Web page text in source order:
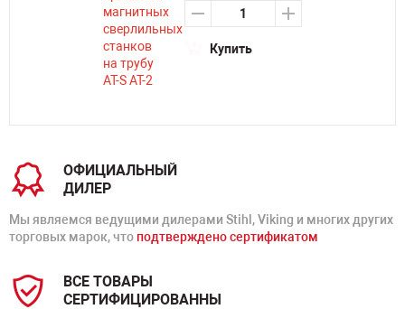
Купить
ОФИЦИАЛЬНЫЙ
ДИЛЕР
Мы являемся ведущими дилерами Stihl, Viking и многих других
торговых марок, что подтверждено сертификатом
ВСЕ ТОВАРЫ
СЕРТИФИЦИРОВАННЫ